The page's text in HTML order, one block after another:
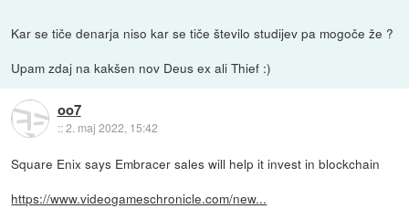
Kar se tiče denarja niso kar se tiče število studijev pa mogoče že ?
Upam zdaj na kakšen nov Deus ex ali Thief :)
oo7
::2. maj 2022, 15:42
Square Enix says Embracer sales will help it invest in blockchain
https://www.videogameschronicle.com/new...